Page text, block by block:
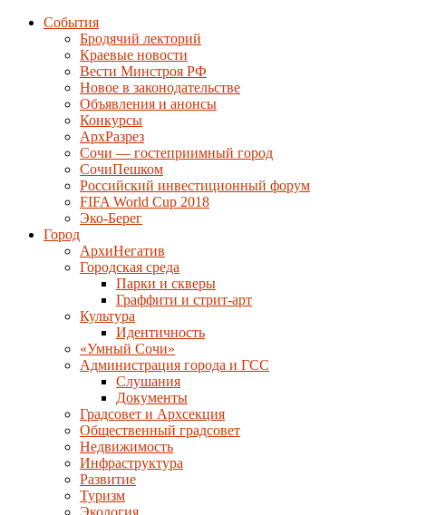
События
Бродячий лекторий
Краевые новости
Вести Минстроя РФ
Новое в законодательстве
Объявления и анонсы
Конкурсы
АрхРазрез
Сочи — гостеприимный город
СочиПешком
Российский инвестиционный форум
FIFA World Cup 2018
Эко-Берег
Город
АрхиНегатив
Городская среда
Парки и скверы
Граффити и стрит-арт
Культура
Идентичность
«Умный Сочи»
Администрация города и ГСС
Слушания
Документы
Градсовет и Архсекция
Общественный градсовет
Недвижимость
Инфраструктура
Развитие
Туризм
Экология